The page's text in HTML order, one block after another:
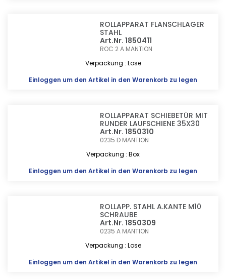
ROLLAPPARAT FLANSCHLAGER
STAHL
Art.Nr. 1850411
ROC 2 A MANTION
Verpackung : Lose
Einloggen um den Artikel in den Warenkorb zu legen
ROLLAPPARAT SCHIEBETÜR MIT
RUNDER LAUFSCHIENE 35X30
Art.Nr. 1850310
0235 D MANTION
Verpackung : Box
Einloggen um den Artikel in den Warenkorb zu legen
ROLLAPP. STAHL A.KANTE M10
SCHRAUBE
Art.Nr. 1850309
0235 A MANTION
Verpackung : Lose
Einloggen um den Artikel in den Warenkorb zu legen